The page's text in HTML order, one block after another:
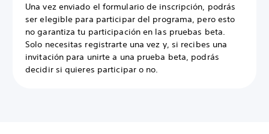
Una vez enviado el formulario de inscripción, podrás
ser elegible para participar del programa, pero esto
no garantiza tu participación en las pruebas beta.
Solo necesitas registrarte una vez y, si recibes una
invitación para unirte a una prueba beta, podrás
decidir si quieres participar o no.